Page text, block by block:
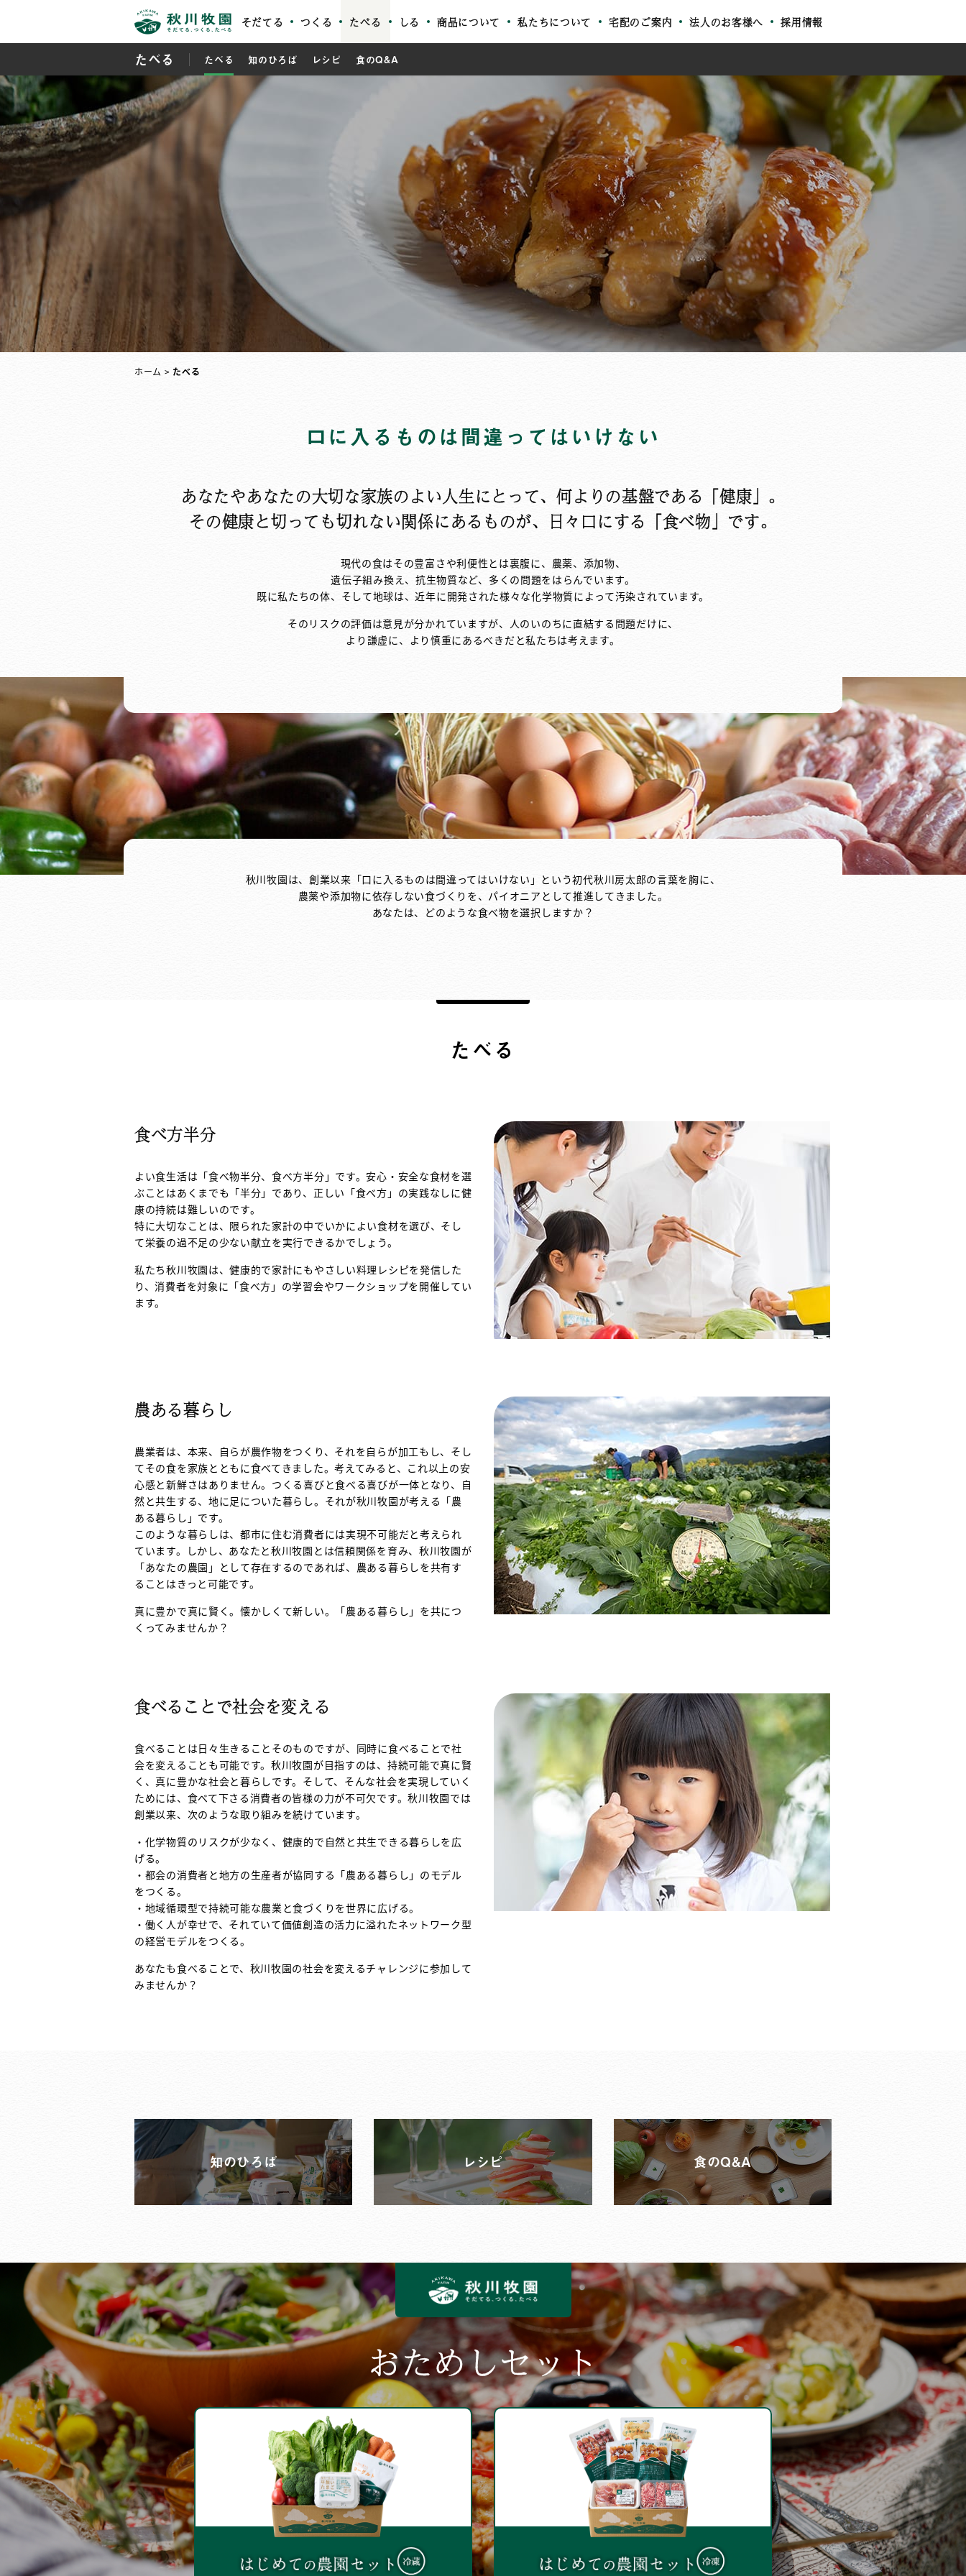
そだてる つくる たべる しる 商品について 私たちについて 宅配のご案内 法人のお客様へ 採用情報
たべる たべる 知のひろば レシピ 食のQ&A
ホーム > たべる
口に入るものは間違ってはいけない
あなたやあなたの大切な家族のよい人生にとって、何よりの基盤である「健康」。
その健康と切っても切れない関係にあるものが、日々口にする「食べ物」です。
現代の食はその豊富さや利便性とは裏腹に、農薬、添加物、
遺伝子組み換え、抗生物質など、多くの問題をはらんでいます。
既に私たちの体、そして地球は、近年に開発された様々な化学物質によって汚染されています。
そのリスクの評価は意見が分かれていますが、人のいのちに直結する問題だけに、
より謙虚に、より慎重にあるべきだと私たちは考えます。
秋川牧園は、創業以来「口に入るものは間違ってはいけない」という初代秋川房太郎の言葉を胸に、
農薬や添加物に依存しない食づくりを、パイオニアとして推進してきました。
あなたは、どのような食べ物を選択しますか？
たべる
食べ方半分
よい食生活は「食べ物半分、食べ方半分」です。安心・安全な食材を選
ぶことはあくまでも「半分」であり、正しい「食べ方」の実践なしに健
康の持続は難しいのです。
特に大切なことは、限られた家計の中でいかによい食材を選び、そし
て栄養の過不足の少ない献立を実行できるかでしょう。
私たち秋川牧園は、健康的で家計にもやさしい料理レシピを発信した
り、消費者を対象に「食べ方」の学習会やワークショップを開催してい
ます。
農ある暮らし
農業者は、本来、自らが農作物をつくり、それを自らが加工もし、そし
てその食を家族とともに食べてきました。考えてみると、これ以上の安
心感と新鮮さはありません。つくる喜びと食べる喜びが一体となり、自
然と共生する、地に足についた暮らし。それが秋川牧園が考える「農
ある暮らし」です。
このような暮らしは、都市に住む消費者には実現不可能だと考えられ
ています。しかし、あなたと秋川牧園とは信頼関係を育み、秋川牧園が
「あなたの農園」として存在するのであれば、農ある暮らしを共有す
ることはきっと可能です。
真に豊かで真に賢く。懐かしくて新しい。「農ある暮らし」を共につ
くってみませんか？
食べることで社会を変える
食べることは日々生きることそのものですが、同時に食べることで社
会を変えることも可能です。秋川牧園が目指すのは、持続可能で真に賢
く、真に豊かな社会と暮らしです。そして、そんな社会を実現していく
ためには、食べて下さる消費者の皆様の力が不可欠です。秋川牧園では
創業以来、次のような取り組みを続けています。
・化学物質のリスクが少なく、健康的で自然と共生できる暮らしを広
げる。
・都会の消費者と地方の生産者が協同する「農ある暮らし」のモデル
をつくる。
・地域循環型で持続可能な農業と食づくりを世界に広げる。
・働く人が幸せで、それていて価値創造の活力に溢れたネットワーク型
の経営モデルをつくる。
あなたも食べることで、秋川牧園の社会を変えるチャレンジに参加して
みませんか？
知のひろば レシピ 食のQ&A
おためしセット